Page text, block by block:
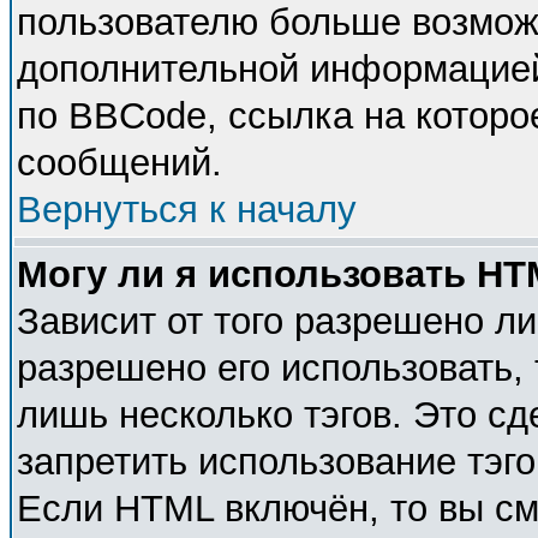
пользователю больше
дополнительной
по BBCode, ссылка на
сообщений.
Вернуться к началу
Могу ли я использовать
Зависит от того разрешено
разрешено его использовать,
лишь несколько тэгов. Это
запретить использование
Если HTML включён, то вы